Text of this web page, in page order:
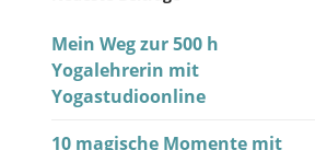
Mein Weg zur 500 h
Yogalehrerin mit
Yogastudioonline
10 magische Momente mit